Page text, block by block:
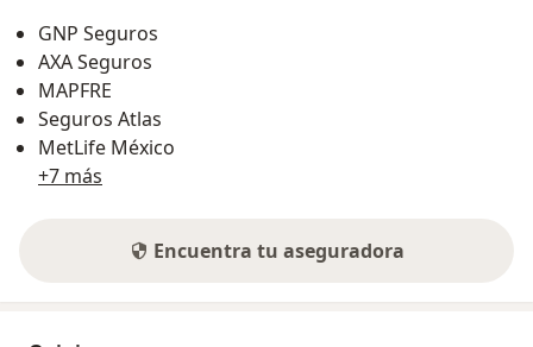
GNP Seguros
AXA Seguros
MAPFRE
Seguros Atlas
MetLife México
+7 más
Encuentra tu aseguradora